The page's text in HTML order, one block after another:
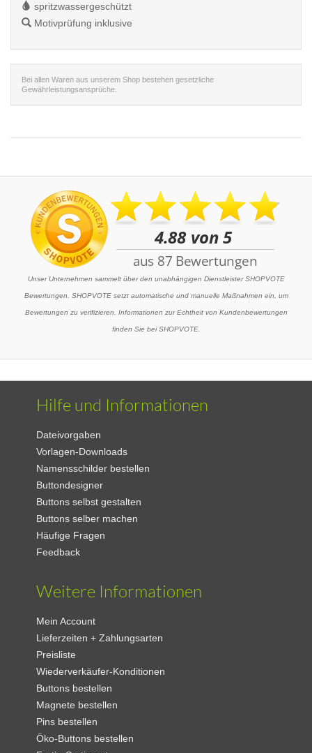
spritzwassergeschützt
Motivprüfung inklusive
Bei allen Waren aus unserem Shop bestehen gesetzliche
Gewährleistungsansprüche.
Unser Unternehmen sammelt über den unabhängigen Dienstleister SHOPVOTE
Bewertungen. SHOPVOTE setzt automatische und manuelle Maßnahmen ein, um
Bewertungen zu verifizieren. Informationen zur Echtheit von Kundenbewertungen
finden Sie bei SHOPVOTE.
Hilfe und Informationen
Dateivorgaben
Vorlagen-Downloads
Namensschilder bestellen
Buttondesigner
Buttons selbst gestalten
Buttons selber machen
Häufige Fragen
Feedback
Weitere Informationen
Mein Account
Lieferzeiten + Zahlungsarten
Preisliste
Wiederverkäufer-Konditionen
Buttons bestellen
Magnete bestellen
Pins bestellen
Öko-Buttons bestellen